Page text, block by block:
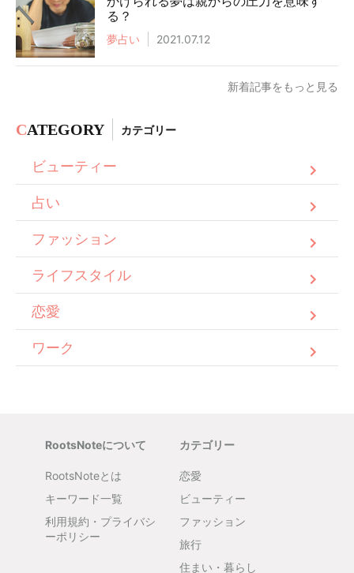
る？
夢占い 2021.07.12
新着記事をもっと見る
CATEGORY カテゴリー
ビューティー
占い
ファッション
ライフスタイル
恋愛
ワーク
RootsNoteについて
RootsNoteとは
キーワード一覧
利用規約・プライバシ
ーポリシー
カテゴリー
恋愛
ビューティー
ファッション
旅行
住まい・暮らし